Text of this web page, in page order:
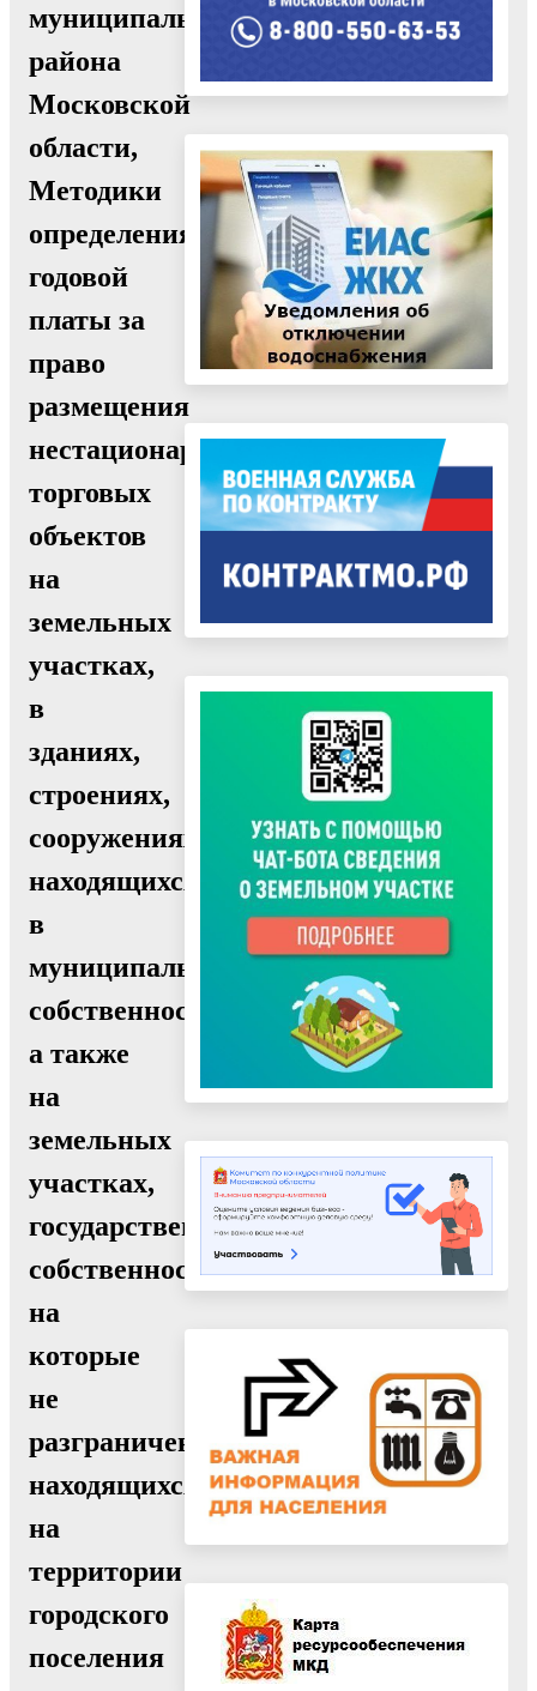
муниципального
района
Московской
области,
Методики
определения
годовой
платы за
право
размещения
нестационарных
торговых
объектов
на
земельных
участках,
в
зданиях,
строениях,
сооружениях,
находящихся
в
муниципальной
собственности,
а также
на
земельных
участках,
государственная
собственность
на
которые
не
разграничена,
находящихся
на
территории
городского
поселения